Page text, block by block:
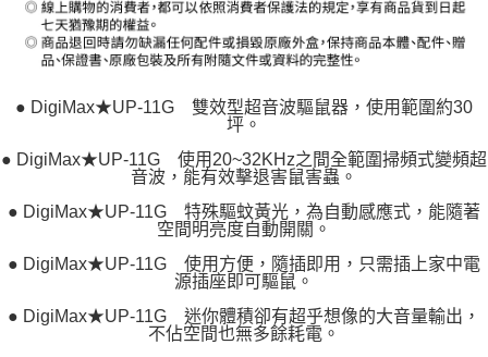
● DigiMax★UP-11G 雙效型超音波驅鼠器，使用範圍約30
坪。
● DigiMax★UP-11G 使用20~32KHz之間全範圍掃頻式變頻超
音波，能有效擊退害鼠害蟲。
● DigiMax★UP-11G 特殊驅蚊黃光，為自動感應式，能隨著
空間明亮度自動開關。
● DigiMax★UP-11G 使用方便，隨插即用，只需插上家中電
源插座即可驅鼠。
● DigiMax★UP-11G 迷你體積卻有超乎想像的大音量輸出，
不佔空間也無多餘耗電。